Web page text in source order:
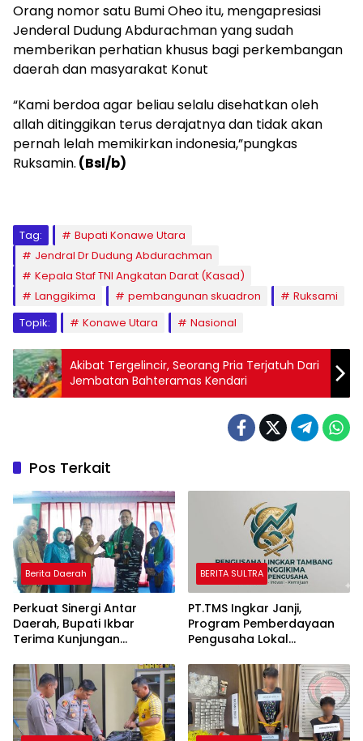
Orang nomor satu Bumi Oheo itu, mengapresiasi
Jenderal Dudung Abdurachman yang sudah
memberikan perhatian khusus bagi perkembangan
daerah dan masyarakat Konut
“Kami berdoa agar beliau selalu disehatkan oleh
allah ditinggikan terus derajatnya dan tidak akan
pernah lelah memikirkan indonesia,”pungkas
Ruksamin. (Bsl/b)
Tag:
Bupati Konawe Utara
Jendral Dr Dudung Abdurachman
Kepala Staf TNI Angkatan Darat (Kasad)
Langgikima
pembangunan skuadron
Ruksami
Topik:
Konawe Utara Nasional
Akibat Tergelincir, Seorang Pria Terjatuh Dari
Jembatan Bahteramas Kendari
Pos Terkait
Berita Daerah
Perkuat Sinergi Antar
Daerah, Bupati Ikbar
Terima Kunjungan
Kendari
BERITA SULTRA
PT.TMS Ingkar Janji,
Program Pemberdayaan
Pengusaha Lokal
Menuai Kritikan